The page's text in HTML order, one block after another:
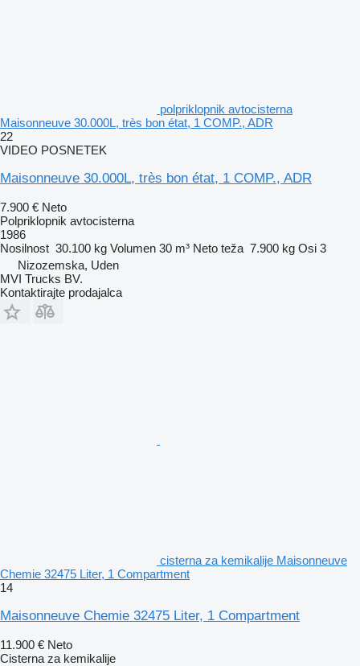
polpriklopnik avtocisterna
Maisonneuve 30.000L, très bon état, 1 COMP., ADR
22
VIDEO POSNETEK
Maisonneuve 30.000L, très bon état, 1 COMP., ADR
7.900 € Neto
Polpriklopnik avtocisterna
1986
Nosilnost 30.100 kg Volumen 30 m³ Neto teža 7.900 kg Osi 3
Nizozemska, Uden
MVI Trucks BV.
Kontaktirajte prodajalca
cisterna za kemikalije Maisonneuve
Chemie 32475 Liter, 1 Compartment
14
Maisonneuve Chemie 32475 Liter, 1 Compartment
11.900 € Neto
Cisterna za kemikalije